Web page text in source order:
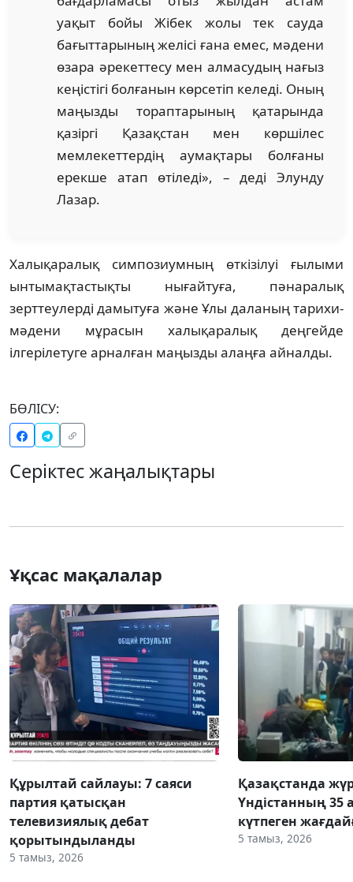
уақыт бойы Жібек жолы тек сауда
бағыттарының желісі ғана емес, мәдени
өзара әрекеттесу мен алмасудың нағыз
кеңістігі болғанын көрсетіп келеді. Оның
маңызды тораптарының қатарында
қазіргі Қазақстан мен көршілес
мемлекеттердің аумақтары болғаны
ерекше атап өтіледі», – деді Элунду
Лазар.
Халықаралық симпозиумның өткізілуі ғылыми
ынтымақтастықты нығайтуға, пәнаралық
зерттеулерді дамытуға және Ұлы даланың тарихи-
мәдени мұрасын халықаралық деңгейде
ілгерілетуге арналған маңызды алаңға айналды.
БӨЛІСУ:
Серіктес жаңалықтары
Ұқсас мақалалар
Құрылтай сайлауы: 7 саяси
партия қатысқан
телевизиялық дебат
қорытындыланды
5 тамыз, 2026
Қазақстанда
Үндістанның 35
күтпеген
5 тамыз, 2026